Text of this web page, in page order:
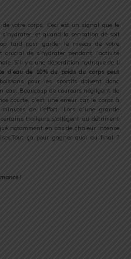
votre corps. Ceci est un signal que le
et quand la sensation de soif
tard pour garder le niveau de votre
crucial de s’hydrater pendant l’activité
S’il y a une déperdition hydrique de 1
d’eau de 10% du poids du corps peut
pour les sportifs doivent donc
eau. Beaucoup de coureurs négligent de
courte, c’est une erreur car le corps à
de l’effort. Lors d’une grande
traileurs s’allègent au détriment
notamment en cas de chaleur intense
ça pour gagner quoi au final ?
!